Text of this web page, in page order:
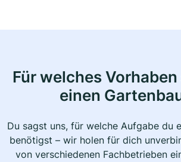
Für welches
einen
Du sagst uns, für welche Aufgabe du
benötigst – wir holen für dich
von verschiedenen Fachbetrieben